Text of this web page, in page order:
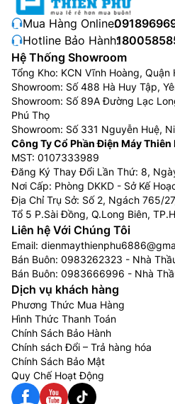
Mua Hàng Online:
Hotline Bảo Hành:
Hệ Thống Showroom
Tổng Kho: KCN Vĩnh Hoàng, Quận
Showroom: Số 488 Hà Huy Tập,
Showroom: Số 89A Đường Lạc
Phú Thọ
Showroom: Số 331 Nguyễn Huệ,
Công Ty Cổ Phần Điện Máy Thiên
MST: 0107333989
Đăng Ký Thay Đổi Lần Thứ: 8,
Nơi Cấp: Phòng DKKD - Sở Kế
Địa Chỉ Trụ Sở: Số 2, Ngách 765/
Tổ 5 P.Sài Đồng, Q.Long Biên,
Liên hệ Với Chúng Tôi
Email:
Bán Buôn: 0983262323 - Nhà
Bán Buôn: 0983666996 - Nhà
Dịch vụ khách hàng
Phương Thức Mua Hàng
Hình Thức Thanh Toán
Chính Sách Bảo Hành
Chính sách Đổi – Trả hàng hóa
Chính Sách Bảo Mật
Quy Chế Hoạt Động